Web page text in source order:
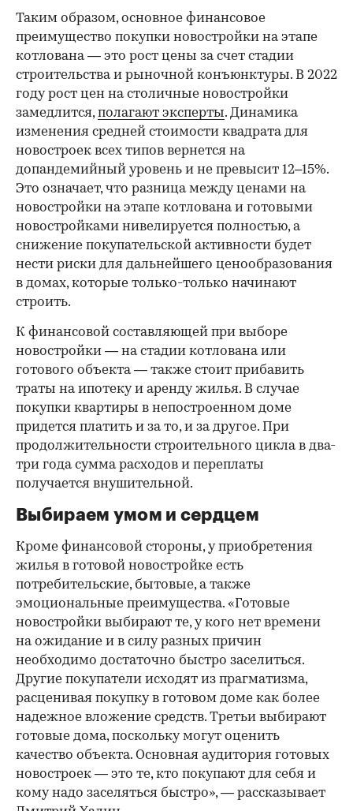
Таким образом, основное финансовое
преимущество покупки новостройки на этапе
котлована — это рост цены за счет стадии
строительства и рыночной конъюнктуры. В 2022
году рост цен на столичные новостройки
замедлится,полагают эксперты. Динамика
изменения средней стоимости квадрата для
новостроек всех типов вернется на
допандемийный уровень и не превысит 12–15%.
Это означает, что разница между ценами на
новостройки на этапе котлована и готовыми
новостройками нивелируется полностью, а
снижение покупательской активности будет
нести риски для дальнейшего ценообразования
в домах, которые только-только начинают
строить.
К финансовой составляющей при выборе
новостройки — на стадии котлована или
готового объекта — также стоит прибавить
траты на ипотеку и аренду жилья. В случае
покупки квартиры в непостроенном доме
придется платить и за то, и за другое. При
продолжительности строительного цикла в два-
три года сумма расходов и переплаты
получается внушительной.
Выбираем умом и сердцем
Кроме финансовой стороны, у приобретения
жилья в готовой новостройке есть
потребительские, бытовые, а также
эмоциональные преимущества. «Готовые
новостройки выбирают те, у кого нет времени
на ожидание и в силу разных причин
необходимо достаточно быстро заселиться.
Другие покупатели исходят из прагматизма,
расценивая покупку в готовом доме как более
надежное вложение средств. Третьи выбирают
готовые дома, поскольку могут оценить
качество объекта. Основная аудитория готовых
новостроек — это те, кто покупают для себя и
кому надо заселяться быстро», — рассказывает